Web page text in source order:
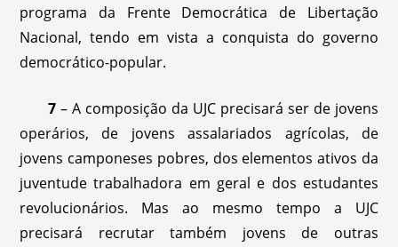
programa da Frente Democrática de Libertação
Nacional, tendo em vista a conquista do governo
democrático-popular.
7 – A composição da UJC precisará ser de jovens
operários, de jovens assalariados agrícolas, de
jovens camponeses pobres, dos elementos ativos da
juventude trabalhadora em geral e dos estudantes
revolucionários. Mas ao mesmo tempo a UJC
precisará recrutar também jovens de outras